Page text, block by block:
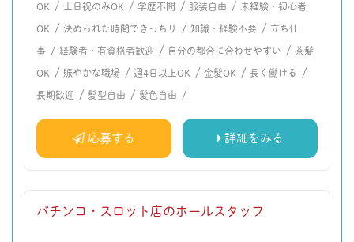
OK / 土日祝のみOK / 学歴不問 / 服装自由 / 未経験・初心者
OK / 決められた時間できっちり / 知識・経験不要 / 立ち仕
事 / 経験者・有資格者歓迎 / 自分の都合に合わせやすい / 茶髪
OK / 賑やかな職場 / 週4日以上OK / 金髪OK / 長く働ける /
長期歓迎 / 髪型自由 / 髪色自由 /
応募する 詳細をみる
パチンコ・スロット店のホールスタッフ